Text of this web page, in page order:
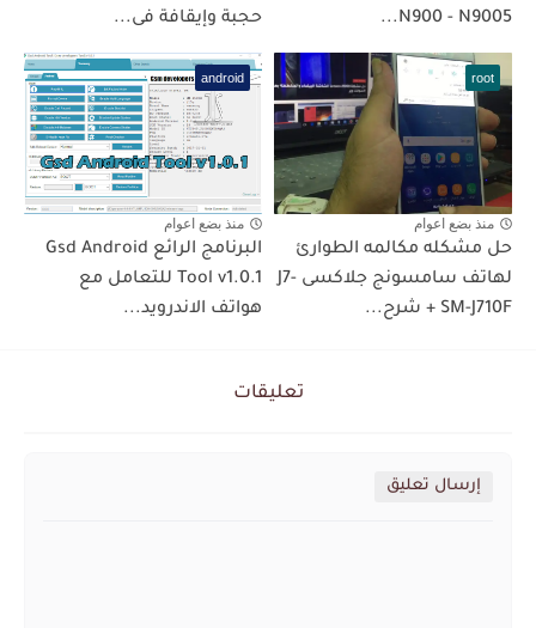
N900 - N9005...
حجبة وإيقافة فى...
root
منذ بضع اعوام
حل مشكله مكالمه الطوارئ
لهاتف سامسونج جلاكسى J7-
SM-J710F + شرح...
android
منذ بضع اعوام
البرنامج الرائع Gsd Android
Tool v1.0.1 للتعامل مع
هواتف الاندرويد...
تعليقات
إرسال تعليق